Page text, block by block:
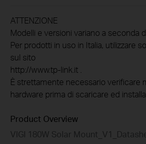
ATTENZIONE
Modelli e versioni variano a seconda
Per prodotti in uso in Italia, utilizzare
sul sito
http://www.tp-link.it .
È strettamente necessario verificare
hardware prima di scaricare ed
Product Overview
VIGI 180W Solar